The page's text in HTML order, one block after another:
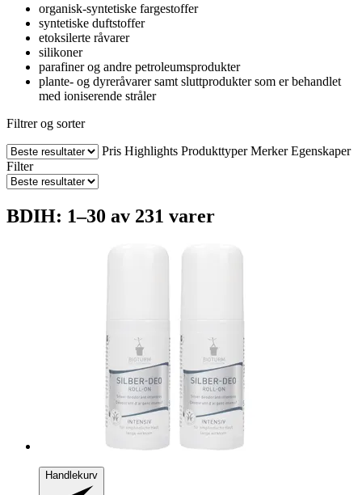
organisk-syntetiske fargestoffer
syntetiske duftstoffer
etoksilerte råvarer
silikoner
parafiner og andre petroleumsprodukter
plante- og dyreråvarer samt sluttprodukter som er behandlet
med ioniserende stråler
Filtrer og sorter
Pris Highlights Produkttyper Merker Egenskaper
Filter
BDIH: 1–30 av 231 varer
Handlekurv